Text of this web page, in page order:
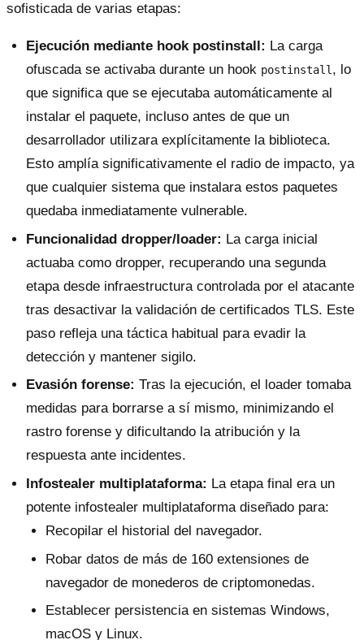
sofisticada de varias etapas:
Ejecución mediante hook postinstall: La carga
ofuscada se activaba durante un hook postinstall, lo
que significa que se ejecutaba automáticamente al
instalar el paquete, incluso antes de que un
desarrollador utilizara explícitamente la biblioteca.
Esto amplía significativamente el radio de impacto, ya
que cualquier sistema que instalara estos paquetes
quedaba inmediatamente vulnerable.
Funcionalidad dropper/loader: La carga inicial
actuaba como dropper, recuperando una segunda
etapa desde infraestructura controlada por el atacante
tras desactivar la validación de certificados TLS. Este
paso refleja una táctica habitual para evadir la
detección y mantener sigilo.
Evasión forense: Tras la ejecución, el loader tomaba
medidas para borrarse a sí mismo, minimizando el
rastro forense y dificultando la atribución y la
respuesta ante incidentes.
Infostealer multiplataforma: La etapa final era un
potente infostealer multiplataforma diseñado para:
Recopilar el historial del navegador.
Robar datos de más de 160 extensiones de
navegador de monederos de criptomonedas.
Establecer persistencia en sistemas Windows,
macOS y Linux.